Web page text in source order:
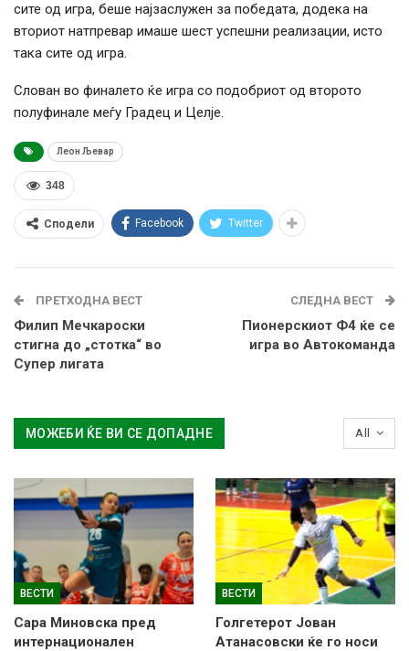
сите од игра, беше најзаслужен за победата, додека на
вториот натпревар имаше шест успешни реализации, исто
така сите од игра.
Слован во финалето ќе игра со подобриот од второто
полуфинале меѓу Градец и Целје.
Леон Љевар
348
Сподели Facebook Twitter
ПРЕТХОДНА ВЕСТ
Филип Мечкароски
стигна до „стотка“ во
Супер лигата
СЛЕДНА ВЕСТ
Пионерскиот Ф4 ќе се
игра во Автокоманда
All
МОЖЕБИ ЌЕ ВИ СЕ ДОПАДНЕ
ВЕСТИ
Сара Миновска пред
интернационален
ВЕСТИ
Голгетерот Јован
Атанасовски ќе го носи